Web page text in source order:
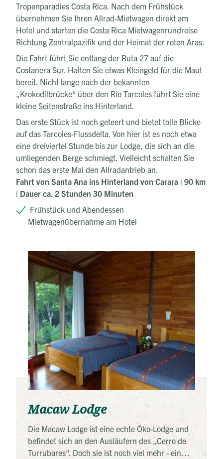
Tropenparadies Costa Rica. Nach dem Frühstück
übernehmen Sie Ihren Allrad-Mietwagen direkt am
Hotel und starten die Costa Rica Mietwagenrundreise
Richtung Zentralpazifik und der Heimat der roten Aras.
Die Fahrt führt Sie entlang der Ruta 27 auf die
Costanera Sur. Halten Sie etwas Kleingeld für die Maut
bereit. Nicht lange nach der bekannten
„Krokodilbrücke“ über den Rio Tarcoles führt Sie eine
kleine Seitenstraße ins Hinterland.
Das erste Stück ist noch geteert und bietet tolle Blicke
auf das Tarcoles-Flussdelta. Von hier ist es noch etwa
eine dreiviertel Stunde bis zur Lodge, die sich an die
umliegenden Berge schmiegt. Vielleicht schalten Sie
schon das erste Mal den Allradantrieb an.
Fahrt von Santa Ana ins Hinterland von Carara | 90 km
| Dauer ca. 2 Stunden 30 Minuten
Frühstück und Abendessen
Mietwagenübernahme am Hotel
Macaw Lodge
Die Macaw Lodge ist eine echte Öko-Lodge und
befindet sich an den Ausläufern des „Cerro de
Turrubares“. Doch sie ist noch viel mehr - ein